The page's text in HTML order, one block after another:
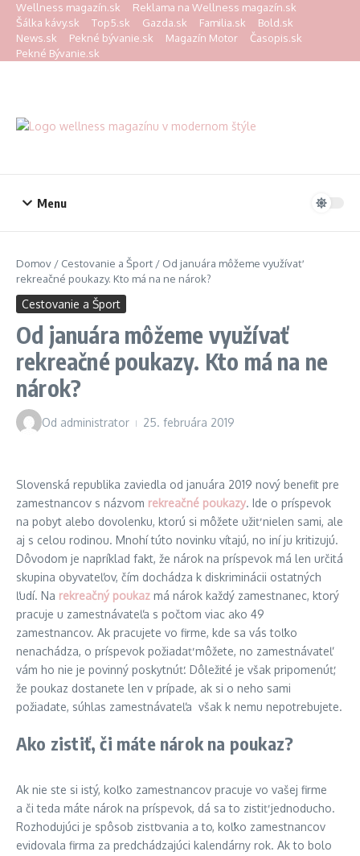
Preskočiť na obsah
Wellness magazín.sk
Reklama na Wellness magazín.sk
Šálka kávy.sk
Top5.sk Gazda.sk Familia.sk
Bold.sk
News.sk
Pekné bývanie.sk Magazín Motor
Časopis.sk
Pekné Bývanie.sk
Menu
Domov / Cestovanie a Šport / Od januára môžeme využívať
rekreačné poukazy. Kto má na ne nárok?
Cestovanie a Šport
Od januára môžeme využívať
rekreačné poukazy. Kto má na ne
nárok?
Od administrator 25. februára 2019
Slovenská republika zaviedla od januára 2019 nový benefit pre
zamestnancov s názvom rekreačné poukazy. Ide o príspevok
na pobyt alebo dovolenku, ktorú si môžete užiť nielen sami, ale
aj s celou rodinou. Mnohí túto novinku vítajú, no iní ju kritizujú.
Dôvodom je napríklad fakt, že nárok na príspevok má len určitá
skupina obyvateľov, čím dochádza k diskriminácii ostatných
ľudí. Na rekreačný poukaz má nárok každý zamestnanec, ktorý
pracuje u zamestnávateľa s počtom viac ako 49
zamestnancov. Ak pracujete vo firme, kde sa vás toľko
nenachádza, o príspevok požiadať môžete, no zamestnávateľ
vám ho nie je povinný poskytnúť. Dôležité je však pripomenúť,
že poukaz dostanete len v prípade, ak si o neho sami
požiadate, súhlas zamestnávateľa však k nemu nepotrebujete.
Ako zistiť, či máte nárok na poukaz?
Ak nie ste si istý, koľko zamestnancov pracuje vo vašej firme
a či teda máte nárok na príspevok, dá sa to zistiť jednoducho.
Rozhodujúci je spôsob zisťovania a to, koľko zamestnancov
evidovala firma za predchádzajúci kalendárny rok. Ak to bolo